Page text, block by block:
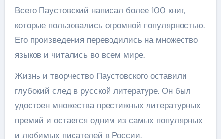
Всего Паустовский написал более 100 книг,
которые пользовались огромной популярностью.
Его произведения переводились на множество
языков и читались во всем мире.
Жизнь и творчество Паустовского оставили
глубокий след в русской литературе. Он был
удостоен множества престижных литературных
премий и остается одним из самых популярных
и любимых писателей в России.